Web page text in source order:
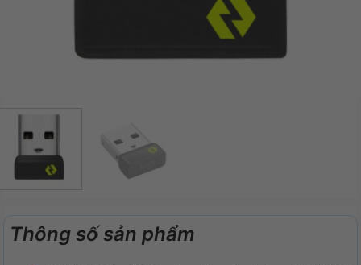
Thông số sản phẩm